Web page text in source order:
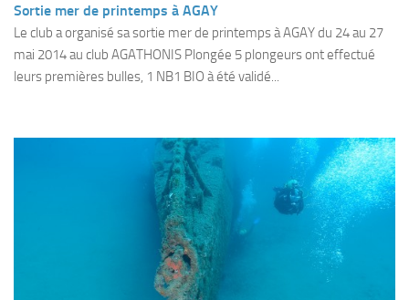
ECOLE DE PLONGEE
Formations
Jeune plongeur
Maintien des acquis
Guide de palanquée N4
Moniteur Fédéral
Sortie mer de printemps à AGAY
Le club a organisé sa sortie mer de printemps à AGAY du 24 au 27
mai 2014 au club AGATHONIS Plongée 5 plongeurs ont effectué
leurs premières bulles, 1 NB1 BIO à été validé...